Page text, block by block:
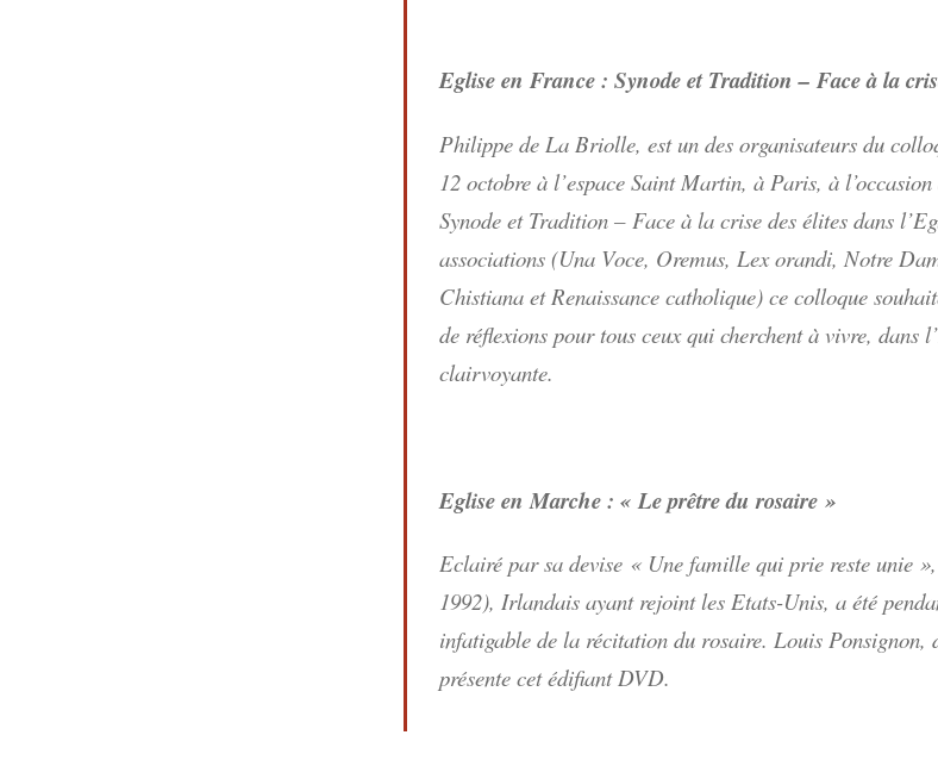
Eglise en France : Synode et Tradition – Face à la
Philippe de La Briolle, est un des organisateurs du
12 octobre à l’espace Saint Martin, à Paris, à
Synode et Tradition – Face à la crise des élites dans
associations (Una Voce, Oremus, Lex orandi, Notre
Chistiana et Renaissance catholique) ce colloque
de réflexions pour tous ceux qui cherchent à vivre, dans
clairvoyante.
Eglise en Marche : « Le prêtre du rosaire »
Eclairé par sa devise « Une famille qui prie reste unie
1992), Irlandais ayant rejoint les Etats-Unis, a été
infatigable de la récitation du rosaire. Louis Ponsignon,
présente cet édifiant DVD.